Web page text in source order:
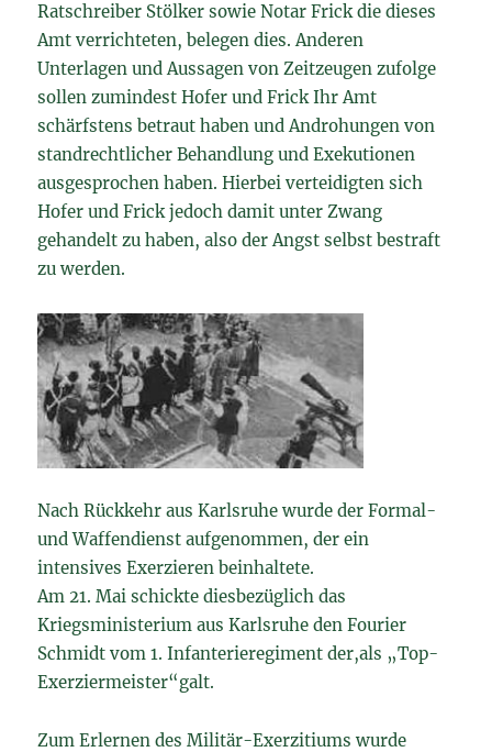
Ratschreiber Stölker sowie Notar Frick die dieses
Amt verrichteten, belegen dies. Anderen
Unterlagen und Aussagen von Zeitzeugen zufolge
sollen zumindest Hofer und Frick Ihr Amt
schärfstens betraut haben und Androhungen von
standrechtlicher Behandlung und Exekutionen
ausgesprochen haben. Hierbei verteidigten sich
Hofer und Frick jedoch damit unter Zwang
gehandelt zu haben, also der Angst selbst bestraft
zu werden.
Nach Rückkehr aus Karlsruhe wurde der Formal-
und Waffendienst aufgenommen, der ein
intensives Exerzieren beinhaltete.
Am 21. Mai schickte diesbezüglich das
Kriegsministerium aus Karlsruhe den Fourier
Schmidt vom 1. Infanterieregiment der,als „Top-
Exerziermeister“galt.
Zum Erlernen des Militär-Exerzitiums wurde